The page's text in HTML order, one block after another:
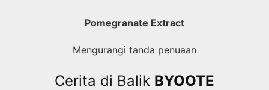
Pomegranate Extract
Mengurangi tanda penuaan
Cerita di Balik BYOOTE